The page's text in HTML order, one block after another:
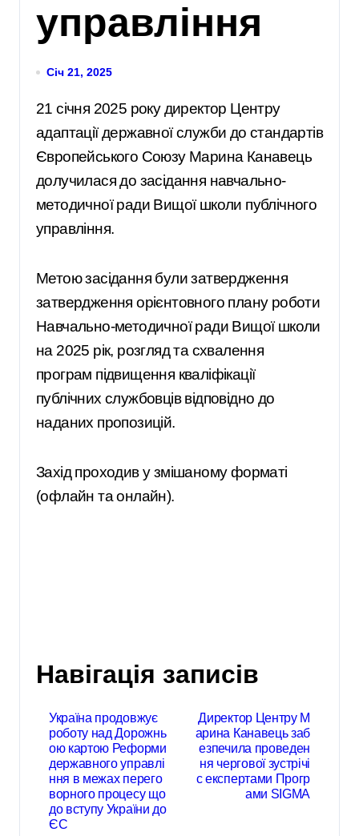
управління
Січ 21, 2025
21 січня 2025 року директор Центру
адаптації державної служби до стандартів
Європейського Союзу Марина Канавець
долучилася до засідання навчально-
методичної ради Вищої школи публічного
управління.
Метою засідання були затвердження
затвердження орієнтовного плану роботи
Навчально-методичної ради Вищої школи
на 2025 рік, розгляд та схвалення
програм підвищення кваліфікації
публічних службовців відповідно до
наданих пропозицій.
Захід проходив у змішаному форматі
(офлайн та онлайн).
Навігація записів
Україна продовжує
роботу над Дорожнь
ою картою Реформи
державного управлі
ння в межах перего
ворного процесу що
до вступу України до
ЄС
Директор Центру М
арина Канавець заб
езпечила проведен
ня чергової зустрічі
с експертами Прогр
ами SIGMA